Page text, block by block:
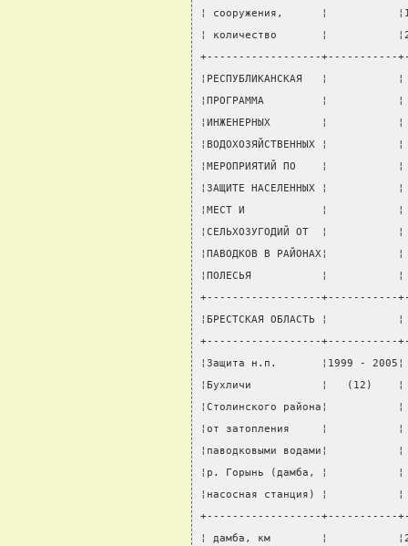
¦ сооружения,      ¦
¦ количество       ¦
+------------------+-----------
¦РЕСПУБЛИКАНСКАЯ   ¦
¦ПРОГРАММА         ¦
¦ИНЖЕНЕРНЫХ        ¦
¦ВОДОХОЗЯЙСТВЕННЫХ
¦МЕРОПРИЯТИЙ ПО    ¦
¦ЗАЩИТЕ НАСЕЛЕННЫХ
¦МЕСТ И            ¦
¦СЕЛЬХОЗУГОДИЙ ОТ  ¦
¦ПАВОДКОВ В
¦ПОЛЕСЬЯ           ¦
+------------------+-----------
¦БРЕСТСКАЯ ОБЛАСТЬ ¦
+------------------+-----------
¦Защита н.п.       ¦1999 -
¦Бухличи           ¦
¦Столинского
¦от затопления     ¦
¦паводковыми
¦р. Горынь (дамба, ¦
¦насосная станция) ¦
+------------------+-----------
¦ дамба, км        ¦